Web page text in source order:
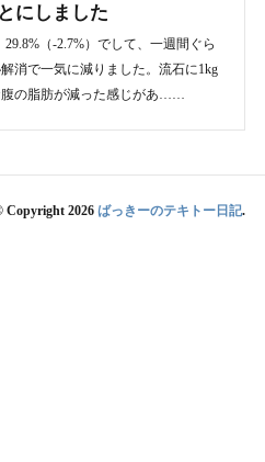
にしました
（-2.7%）でして、一週間ぐら
消で一気に減りました。流石に1kg
の脂肪が減った感じがあ……
Copyright 2026ばっきーのテキトー日記.